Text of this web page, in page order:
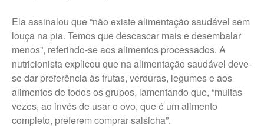
Ela assinalou que “não existe alimentação saudável sem
louça na pia. Temos que descascar mais e desembalar
menos”, referindo-se aos alimentos processados. A
nutricionista explicou que na alimentação saudável deve-
se dar preferência às frutas, verduras, legumes e aos
alimentos de todos os grupos, lamentando que, “muitas
vezes, ao invés de usar o ovo, que é um alimento
completo, preferem comprar salsicha”.